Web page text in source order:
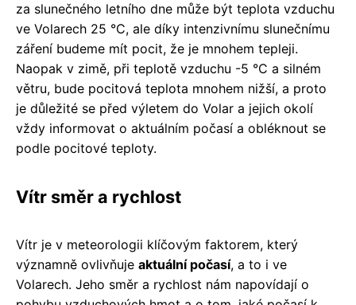
za slunečného letního dne může být teplota vzduchu
ve Volarech 25 °C, ale díky intenzivnímu slunečnímu
záření budeme mít pocit, že je mnohem tepleji.
Naopak v zimě, při teplotě vzduchu -5 °C a silném
větru, bude pocitová teplota mnohem nižší, a proto
je důležité se před výletem do Volar a jejich okolí
vždy informovat o aktuálním počasí a obléknout se
podle pocitové teploty.
Vítr směr a rychlost
Vítr je v meteorologii klíčovým faktorem, který
významně ovlivňuje aktuální počasí, a to i ve
Volarech. Jeho směr a rychlost nám napovídají o